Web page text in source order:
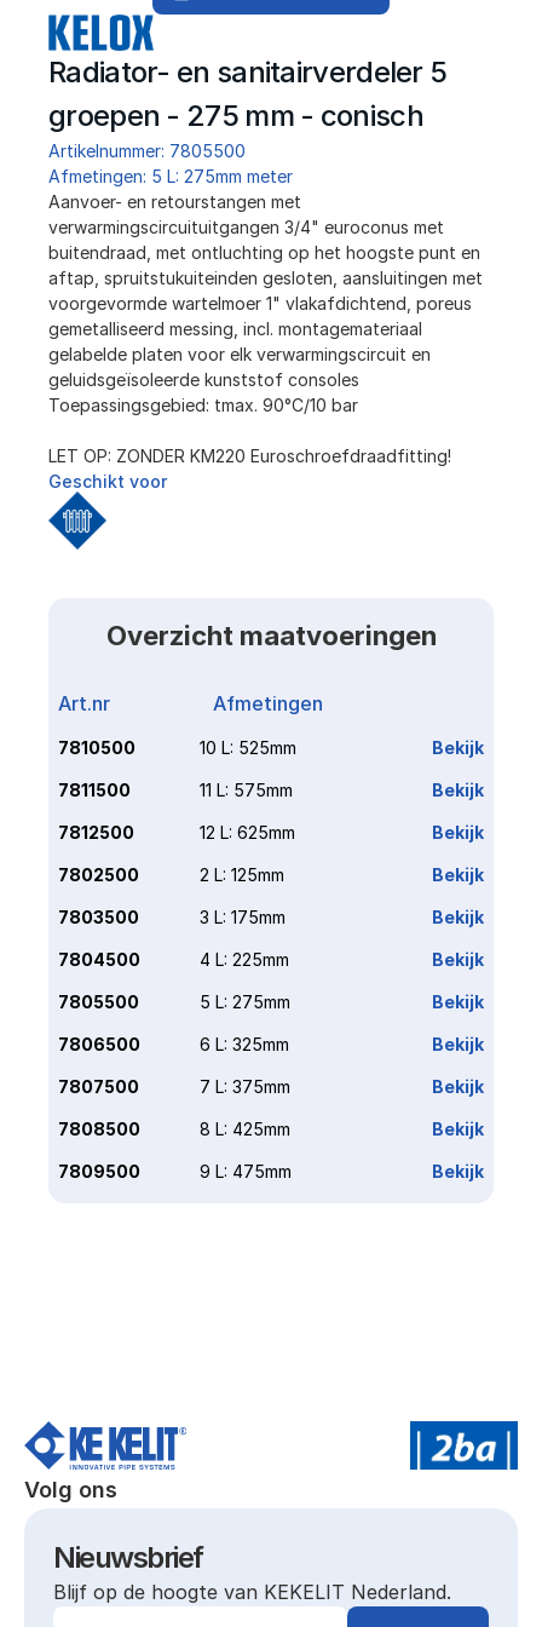
Radiator- en sanitairverdeler 5
groepen - 275 mm - conisch
Artikelnummer: 7805500
Afmetingen: 5 L: 275mm meter
﻿Aanvoer- en retourstangen met
verwarmingscircuituitgangen 3/4" euroconus met
buitendraad, met ontluchting op het hoogste punt en
aftap, spruitstukuiteinden gesloten, aansluitingen met
voorgevormde wartelmoer 1" vlakafdichtend, poreus
gemetalliseerd messing, incl. montagemateriaal
gelabelde platen voor elk verwarmingscircuit en
geluidsgeïsoleerde kunststof consoles
Toepassingsgebied: tmax. 90°C/10 bar
LET OP: ZONDER KM220 Euroschroefdraadfitting!
Geschikt voor
Overzicht maatvoeringen
Art.nr Afmetingen
7810500 10 L: 525mm Bekijk
7811500 11 L: 575mm Bekijk
7812500 12 L: 625mm Bekijk
7802500 2 L: 125mm Bekijk
7803500 3 L: 175mm Bekijk
7804500 4 L: 225mm Bekijk
7805500 5 L: 275mm Bekijk
7806500 6 L: 325mm Bekijk
7807500 7 L: 375mm Bekijk
7808500 8 L: 425mm Bekijk
7809500 9 L: 475mm Bekijk
Volg ons
Nieuwsbrief
Blijf op de hoogte van KEKELIT Nederland.